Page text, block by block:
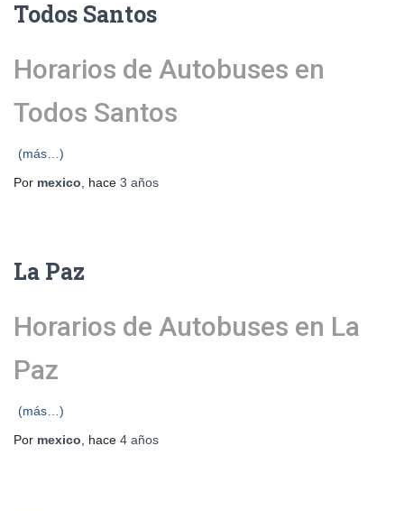
Todos Santos
Horarios de Autobuses en
Todos Santos
(más…)
Por mexico , hace 3 años
La Paz
Horarios de Autobuses en La
Paz
(más…)
Por mexico , hace 4 años